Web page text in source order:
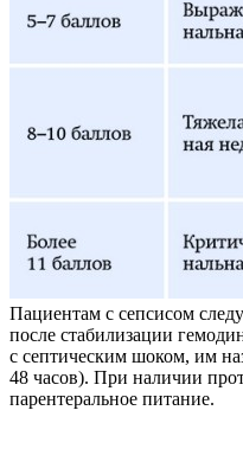
Пациентам с сепсисом
после стабилизации
с септическим шоком, им
48 часов). При наличии
парентеральное питание.